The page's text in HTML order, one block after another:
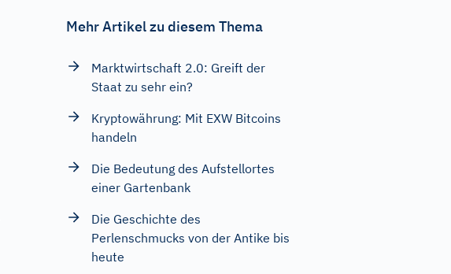
Mehr Artikel zu diesem Thema
Marktwirtschaft 2.0: Greift der
Staat zu sehr ein?
Kryptowährung: Mit EXW Bitcoins
handeln
Die Bedeutung des Aufstellortes
einer Gartenbank
Die Geschichte des
Perlenschmucks von der Antike bis
heute